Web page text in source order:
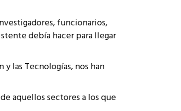
funcionarios,
debía hacer para llegar
las Tecnologías, nos han
aquellos sectores a los que